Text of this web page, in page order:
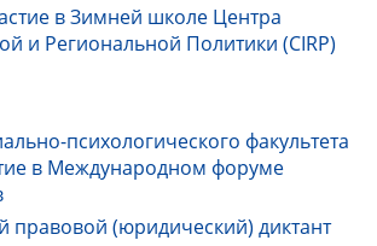
в Зимней школе Центра
и Региональной Политики (CIRP)
психологического факультета
в Международном форуме
правовой (юридический) диктант